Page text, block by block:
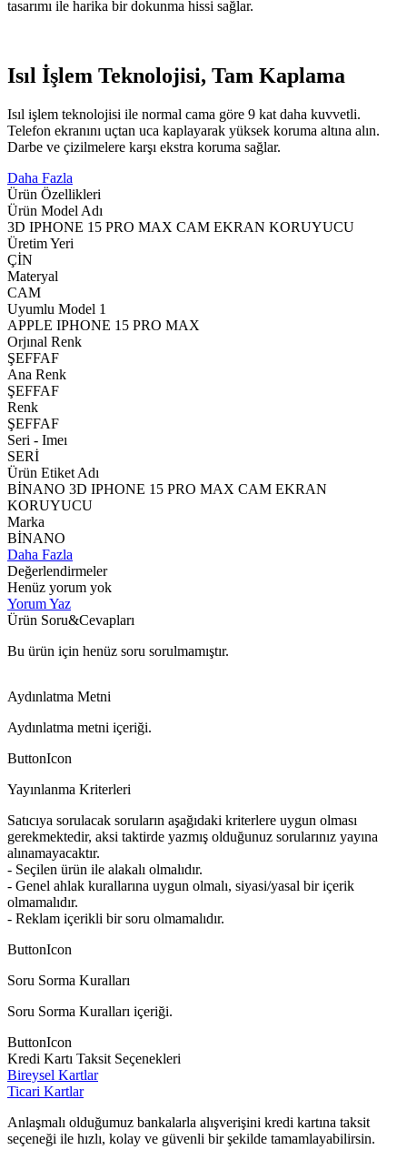
tasarımı ile harika bir dokunma hissi sağlar.
Isıl İşlem Teknolojisi, Tam Kaplama
Isıl işlem teknolojisi ile normal cama göre 9 kat daha kuvvetli.
Telefon ekranını uçtan uca kaplayarak yüksek koruma altına alın.
Darbe ve çizilmelere karşı ekstra koruma sağlar.
Daha Fazla
Ürün Özellikleri
Ürün Model Adı
3D IPHONE 15 PRO MAX CAM EKRAN KORUYUCU
Üretim Yeri
ÇİN
Materyal
CAM
Uyumlu Model 1
APPLE IPHONE 15 PRO MAX
Orjınal Renk
ŞEFFAF
Ana Renk
ŞEFFAF
Renk
ŞEFFAF
Seri - Imeı
SERİ
Ürün Etiket Adı
BİNANO 3D IPHONE 15 PRO MAX CAM EKRAN
KORUYUCU
Marka
BİNANO
Daha Fazla
Değerlendirmeler
Henüz yorum yok
Yorum Yaz
Ürün Soru&Cevapları
Bu ürün için henüz soru sorulmamıştır.
Aydınlatma Metni
Aydınlatma metni içeriği.
ButtonIcon
Yayınlanma Kriterleri
Satıcıya sorulacak soruların aşağıdaki kriterlere uygun olması
gerekmektedir, aksi taktirde yazmış olduğunuz sorularınız yayına
alınamayacaktır.
- Seçilen ürün ile alakalı olmalıdır.
- Genel ahlak kurallarına uygun olmalı, siyasi/yasal bir içerik
olmamalıdır.
- Reklam içerikli bir soru olmamalıdır.
ButtonIcon
Soru Sorma Kuralları
Soru Sorma Kuralları içeriği.
ButtonIcon
Kredi Kartı Taksit Seçenekleri
Bireysel Kartlar
Ticari Kartlar
Anlaşmalı olduğumuz bankalarla alışverişini kredi kartına taksit
seçeneği ile hızlı, kolay ve güvenli bir şekilde tamamlayabilirsin.